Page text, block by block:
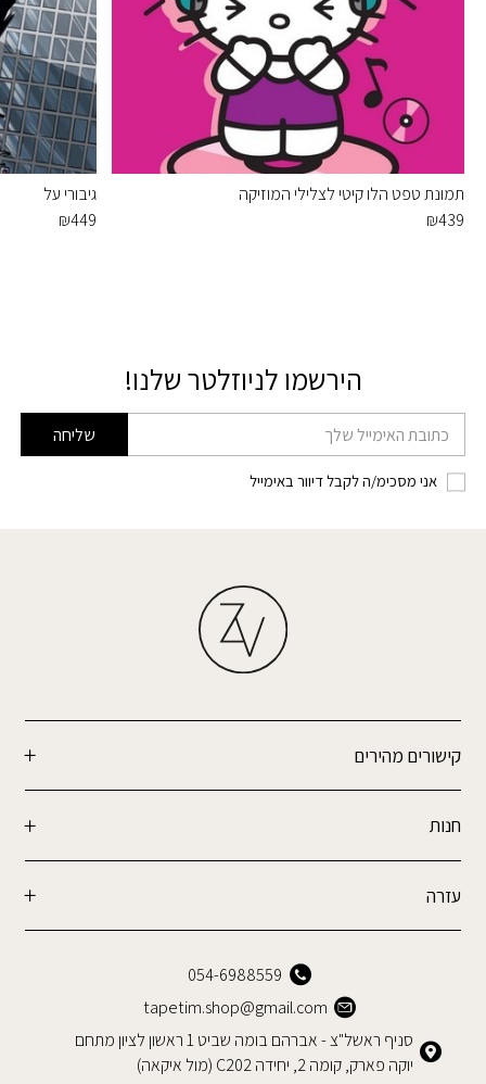
תמונת טפט הלו קיטי לצלילי המוזיקה
₪439
גיבורי על
₪449
הירשמו לניוזלטר שלנו!
דוא׳׳ל שליחה
אני מסכימ/ה לקבל דיוור באימייל
קישורים מהירים
חנות
עזרה
054-6988559
tapetim.shop@gmail.com
סניף ראשל"צ - אברהם בומה שביט 1 ראשון לציון מתחם
יוקה פארק, קומה 2, יחידה C202 (מול איקאה)